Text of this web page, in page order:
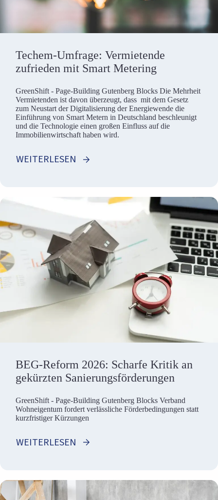
Techem-Umfrage: Vermietende
zufrieden mit Smart Metering
GreenShift - Page-Building Gutenberg Blocks Die Mehrheit
Vermietenden ist davon überzeugt, dass mit dem Gesetz
zum Neustart der Digitalisierung der Energiewende die
Einführung von Smart Metern in Deutschland beschleunigt
und die Technologie einen großen Einfluss auf die
Immobilienwirtschaft haben wird.
WEITERLESEN
BEG-Reform 2026: Scharfe Kritik an
gekürzten Sanierungsförderungen
GreenShift - Page-Building Gutenberg Blocks Verband
Wohneigentum fordert verlässliche Förderbedingungen statt
kurzfristiger Kürzungen
WEITERLESEN